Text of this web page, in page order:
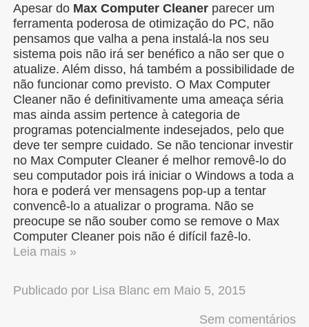
Apesar do Max Computer Cleaner parecer um
ferramenta poderosa de otimização do PC, não
pensamos que valha a pena instalá-la nos seu
sistema pois não irá ser benéfico a não ser que o
atualize. Além disso, há também a possibilidade de
não funcionar como previsto. O Max Computer
Cleaner não é definitivamente uma ameaça séria
mas ainda assim pertence à categoria de
programas potencialmente indesejados, pelo que
deve ter sempre cuidado. Se não tencionar investir
no Max Computer Cleaner é melhor removê-lo do
seu computador pois irá iniciar o Windows a toda a
hora e poderá ver mensagens pop-up a tentar
convencê-lo a atualizar o programa. Não se
preocupe se não souber como se remove o Max
Computer Cleaner pois não é difícil fazê-lo.
Leia mais »
Publicado por Lisa Blanc em Maio 5, 2015
Sem comentários